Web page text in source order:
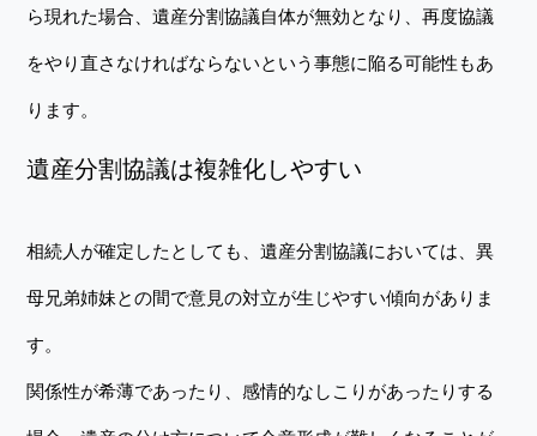
ら現れた場合、遺産分割協議自体が無効となり、再度協議
をやり直さなければならないという事態に陥る可能性もあ
ります。
遺産分割協議は複雑化しやすい
相続人が確定したとしても、遺産分割協議においては、異
母兄弟姉妹との間で意見の対立が生じやすい傾向がありま
す。
関係性が希薄であったり、感情的なしこりがあったりする